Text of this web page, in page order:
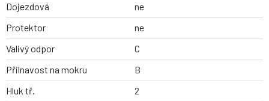
Dojezdová
ne
Protektor
ne
Valivý odpor
C
Přilnavost na mokru
B
Hluk tř.
2